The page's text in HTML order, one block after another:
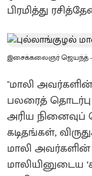
பிரமித்து
இசைக்கலைஞர் ஜெயந்த்
"மாலி
பலரைத்
அரிய
கடிதங்கள்,
மாலி
மாலியினுடைய